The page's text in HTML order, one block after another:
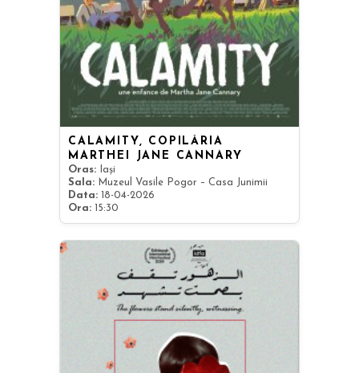
CALAMITY, COPILĂRIA
MARTHEI JANE CANNARY
Oras: Iași
Sala: Muzeul Vasile Pogor – Casa Junimii
Data: 18-04-2026
Ora: 15:30